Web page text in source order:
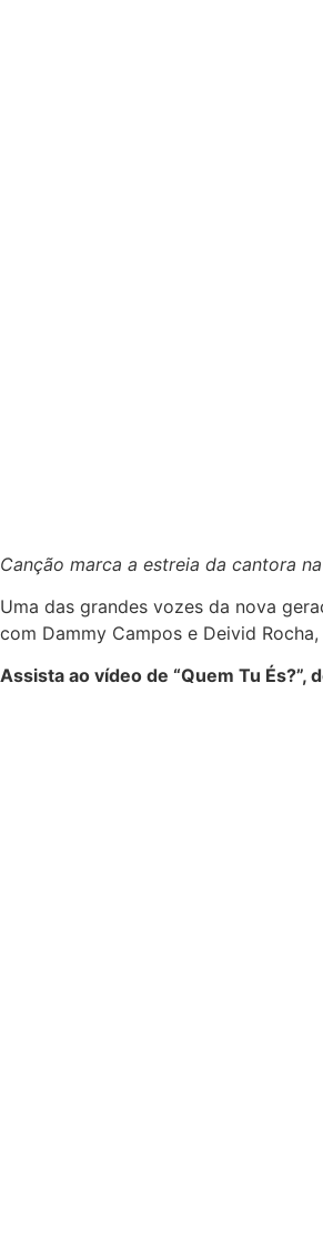
Canção marca a estreia da cantora
Uma das grandes vozes da nova
com Dammy Campos e Deivid
Assista ao vídeo de “Quem Tu És?”,